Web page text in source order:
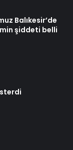
Balıkesir’de
şiddeti belli